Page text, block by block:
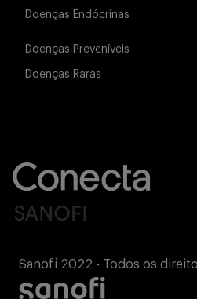
Doenças Endócrinas
Doenças Preveníveis
Doenças Raras
Sanofi 2022 - Todos os